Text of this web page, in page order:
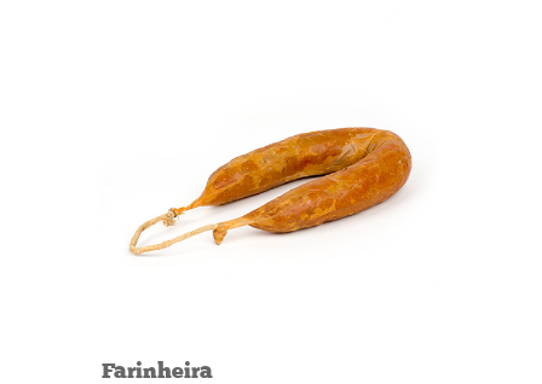
Farinheira